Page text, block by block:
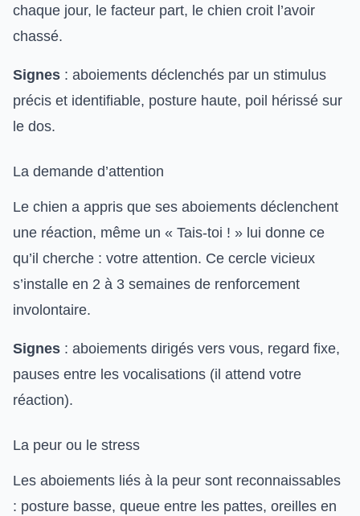
chaque jour, le facteur part, le chien croit l’avoir
chassé.
Signes : aboiements déclenchés par un stimulus
précis et identifiable, posture haute, poil hérissé sur
le dos.
La demande d’attention
Le chien a appris que ses aboiements déclenchent
une réaction, même un « Tais-toi ! » lui donne ce
qu’il cherche : votre attention. Ce cercle vicieux
s’installe en 2 à 3 semaines de renforcement
involontaire.
Signes : aboiements dirigés vers vous, regard fixe,
pauses entre les vocalisations (il attend votre
réaction).
La peur ou le stress
Les aboiements liés à la peur sont reconnaissables
: posture basse, queue entre les pattes, oreilles en